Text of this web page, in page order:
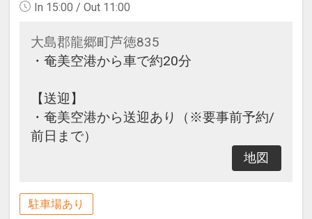
In 15:00 / Out 11:00
大島郡龍郷町芦徳835
・奄美空港から車で約20分
【送迎】
・奄美空港から送迎あり（※要事前予約/
前日まで）
地図
駐車場あり